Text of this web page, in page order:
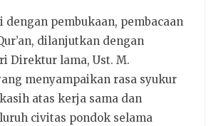
dengan pembukaan, pembacaan
dilanjutkan dengan
Direktur lama, Ust. M.
menyampaikan rasa syukur
atas kerja sama dan
civitas pondok selama